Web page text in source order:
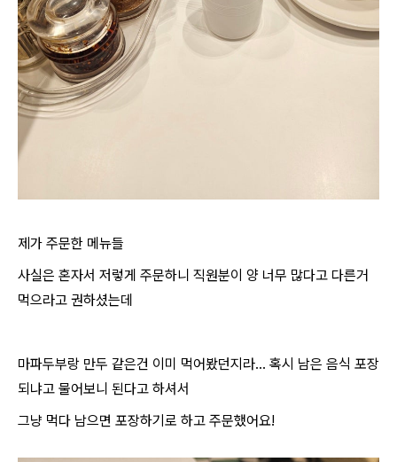
제가 주문한 메뉴들
사실은 혼자서 저렇게 주문하니 직원분이 양 너무 많다고 다른거
먹으라고 권하셨는데
마파두부랑 만두 같은건 이미 먹어봤던지라... 혹시 남은 음식 포장
되냐고 물어보니 된다고 하셔서
그냥 먹다 남으면 포장하기로 하고 주문했어요!